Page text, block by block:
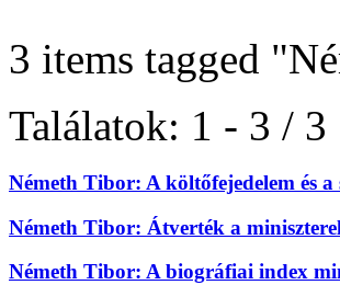
3 items tagged
Találatok: 1 - 3 / 3
Németh Tibor: A költőfejedelem és a
Németh Tibor: Átverték a
Németh Tibor: A biográfiai index